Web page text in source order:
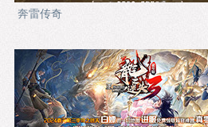
奔雷传奇